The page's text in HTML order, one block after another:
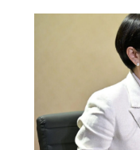
การเป็นแม่มากที่สุด"
พระนางเจ้าสิริกิติ์ พ
หลวง เสด็จพระราชด
หนังสือพิมพ์ที่ขอพระ
โปรดอะไรมากที่สุด
ราชดำรัสดังกล่าวมาเ
แคมเปญเฉลิมฉลองคุ
ภาคภูมิใจระหว่างแม่